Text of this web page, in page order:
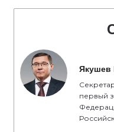
Якушев
первый